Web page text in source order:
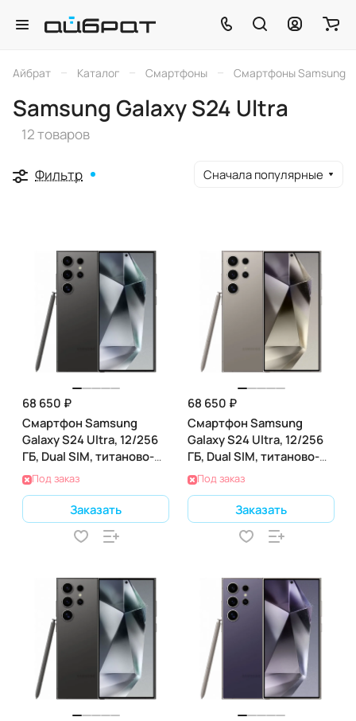
Айбрат – Каталог – Смартфоны – Смартфоны Samsung
Samsung Galaxy S24 Ultra
12 товаров
Фильтр Сначала популярные
68 650 ₽
Смартфон Samsung
Galaxy S24 Ultra, 12/256
ГБ, Dual SIM, титаново-
чёрный
Под заказ
Заказать
68 650 ₽
Смартфон Samsung
Galaxy S24 Ultra, 12/256
ГБ, Dual SIM, титаново-
серый
Под заказ
Заказать